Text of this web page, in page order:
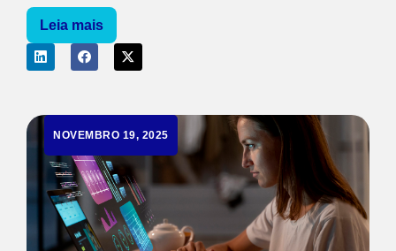
Leia mais
NOVEMBRO 19, 2025